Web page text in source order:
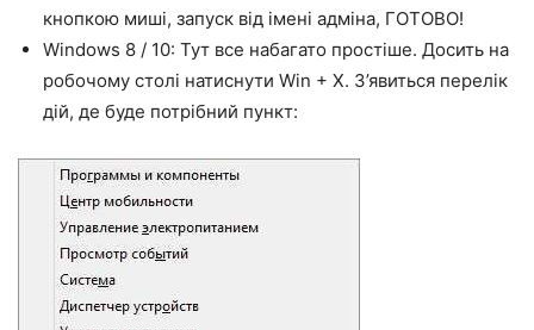
кнопкою миші, запуск від імені адміна, ГОТОВО!
Windows 8 / 10: Тут все набагато простіше. Досить на
робочому столі натиснути Win + X. З’явиться перелік
дій, де буде потрібний пункт: